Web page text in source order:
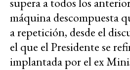
máquina descompuesta
a repetición, desde el
el que el Presidente se
implantada por el ex